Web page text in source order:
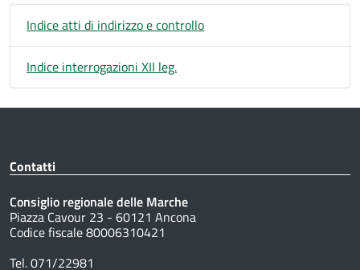
Indice atti di indirizzo e controllo
Indice interrogazioni XII leg.
Contatti
Consiglio regionale delle Marche
Piazza Cavour 23 - 60121 Ancona
Codice fiscale 80006310421
Tel. 071/22981